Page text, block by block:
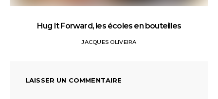
Hug It Forward, les écoles en bouteilles
JACQUES OLIVEIRA
LAISSER UN COMMENTAIRE